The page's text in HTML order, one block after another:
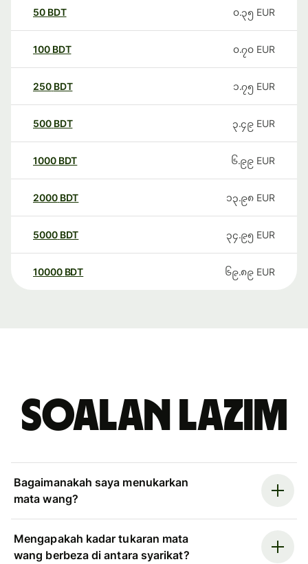
50 BDT ၀.၃၅ EUR
100 BDT ၀.၇၀ EUR
250 BDT ၁.၇၅ EUR
500 BDT ၃.၄၉ EUR
1000 BDT ၆.၉၉ EUR
2000 BDT ၁၃.၉၈ EUR
5000 BDT ၃၄.၉၅ EUR
10000 BDT ၆၉.၈၉ EUR
Soalan Lazim
Bagaimanakah saya menukarkan
mata wang?
Mengapakah kadar tukaran mata
wang berbeza di antara syarikat?